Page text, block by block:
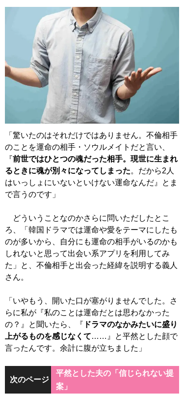
「驚いたのはそれだけではありません。不倫相手
のことを運命の相手・ソウルメイトだと言い、
『前世ではひとつの魂だった相手。現世に生まれ
るときに魂が別々になってしまった。だから2人
はいっしょにいないといけない運命なんだ』とま
で言うのです」
どういうことなのかさらに問いただしたとこ
ろ、「韓国ドラマでは運命や愛をテーマにしたも
のが多いから、自分にも運命の相手がいるのかも
しれないと思って出会い系アプリを利用してみ
た」と、不倫相手と出会った経緯を説明する義人
さん。
「いやもう、開いた口が塞がりませんでした。さ
らに私が『私のことは運命だとは思わなかった
の？』と聞いたら、『 ドラマのなかみたいに盛り
上がるものを感じなくて……』と平然とした顔で
言ったんです。余計に腹が立ちました」
次のページ
平然とした夫の「信じられない提
案」